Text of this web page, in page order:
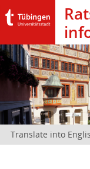
Translate into